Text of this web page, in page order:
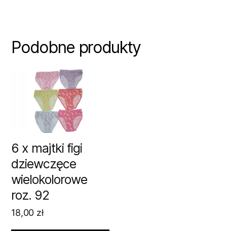
Podobne produkty
6 x majtki figi
dziewczęce
wielokolorowe
roz. 92
18,00 zł